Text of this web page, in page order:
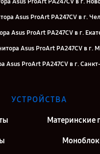
Asus ProArt PA247CV в г.
Asus ProArt PA247CV в г.
Asus ProArt PA247CV в г.
Asus ProArt PA247CV в г.
УСТРОЙСТВА
Материнские